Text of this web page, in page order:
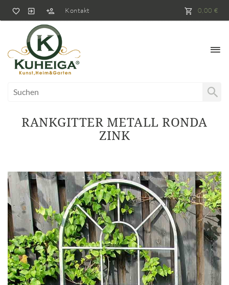
Kontakt 0,00 €
RANKGITTER METALL RONDA
ZINK